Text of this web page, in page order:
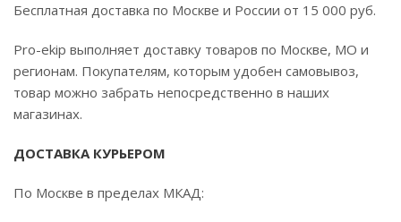
Бесплатная доставка по Москве и России от 15 000 руб.
Pro-ekip выполняет доставку товаров по Москве, МО и
регионам. Покупателям, которым удобен самовывоз,
товар можно забрать непосредственно в наших
магазинах.
ДОСТАВКА КУРЬЕРОМ
По Москве в пределах МКАД: